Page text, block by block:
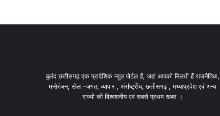
बुलंद छत्तीसगढ़ एक प्रादेशिक न्यूज़ पोर्टल हैं, जहां आपको मिलती हैं राजनैतिक,
मनोरंजन, खेल -जगत, व्यापार , अंर्राष्ट्रीय, छत्तीसगढ़ , मध्याप्रदेश एवं अन्य
राज्यो की विश्वशनीय एवं सबसे प्रथम खबर ।